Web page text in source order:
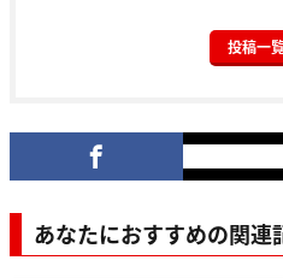
投稿一
あなたにおすすめの関連